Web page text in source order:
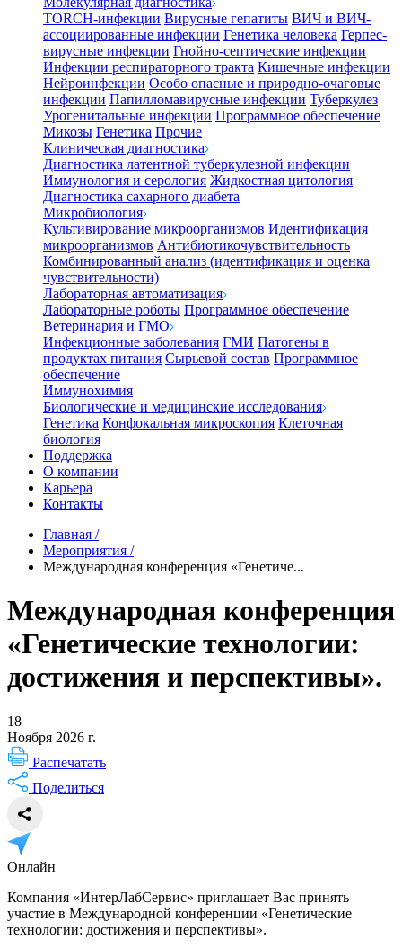
TORCH-инфекции Вирусные гепатиты ВИЧ и ВИЧ-
ассоциированные инфекции Генетика человека Герпес-
вирусные инфекции Гнойно-септические инфекции
Инфекции респираторного тракта Кишечные инфекции
Нейроинфекции Особо опасные и природно-очаговые
инфекции Папилломавирусные инфекции Туберкулез
Урогенитальные инфекции Программное обеспечение
Микозы Генетика Прочие
Клиническая диагностика
Диагностика латентной туберкулезной инфекции
Иммунология и серология Жидкостная цитология
Диагностика сахарного диабета
Микробиология
Культивирование микроорганизмов Идентификация
микроорганизмов Антибиотикочувствительность
Комбинированный анализ (идентификация и оценка
чувствительности)
Лабораторная автоматизация
Лабораторные роботы Программное обеспечение
Ветеринария и ГМО
Инфекционные заболевания ГМИ Патогены в
продуктах питания Сырьевой состав Программное
обеспечение
Иммунохимия
Биологические и медицинские исследования
Генетика Конфокальная микроскопия Клеточная
биология
Поддержка
О компании
Карьера
Контакты
Главная /
Мероприятия /
Международная конференция «Генетиче...
Международная конференция
«Генетические технологии:
достижения и перспективы».
18
Ноября 2026 г.
Распечатать
Поделиться
Онлайн
Компания «ИнтерЛабСервис» приглашает Вас принять
участие в Международной конференции «Генетические
технологии: достижения и перспективы».